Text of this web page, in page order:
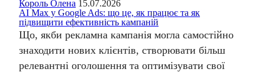
Король Олена 15.07.2026
AI Max у Google Ads: що це, як працює та як
підвищити ефективність кампаній
Що, якби рекламна кампанія могла самостійно
знаходити нових клієнтів, створювати більш
релевантні оголошення та оптимізувати свої